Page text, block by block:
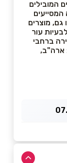
המובילים
גם, מוצרים
עור
נקודות מכירה ברחבי
ארה"ב,